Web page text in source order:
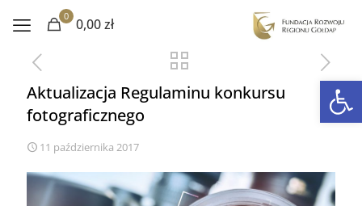
0 0,00 zł
Aktualizacja Regulaminu konkursu
fotograficznego
11 października 2017